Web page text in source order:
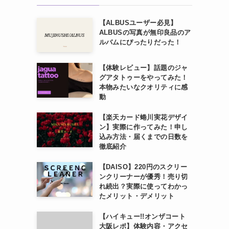
【ALBUSユーザー必見】
ALBUSの写真が無印良品のア
ルバムにぴったりだった！
【体験レビュー】話題のジャ
グアタトゥーをやってみた！
本物みたいなクオリティに感
動
【楽天カード蜷川実花デザイ
ン】実際に作ってみた！申し
込み方法・届くまでの日数を
徹底紹介
【DAISO】220円のスクリー
ンクリーナーが優秀！売り切
れ続出？実際に使ってわかっ
たメリット・デメリット
【ハイキュー!!オンザコート
大阪レポ】体験内容・アクセ